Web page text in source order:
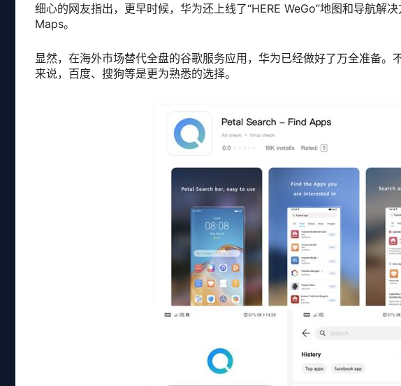
细心的网友指出，更早时候，华为还上线了“HERE WeGo”地图和导航解
Maps。
显然，在海外市场替代全盘的谷歌服务应用，华为已经做好了万全准备
来说，百度、搜狗等是更为熟悉的选择。